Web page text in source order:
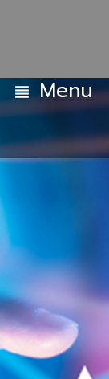
view_headline Menu